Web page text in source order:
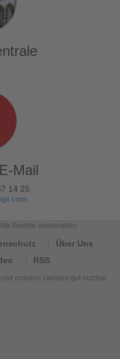
Mail
14 25
Rechte Vorbehalten
Über Uns
RSS
mobilen Geräten gut nutzbar.